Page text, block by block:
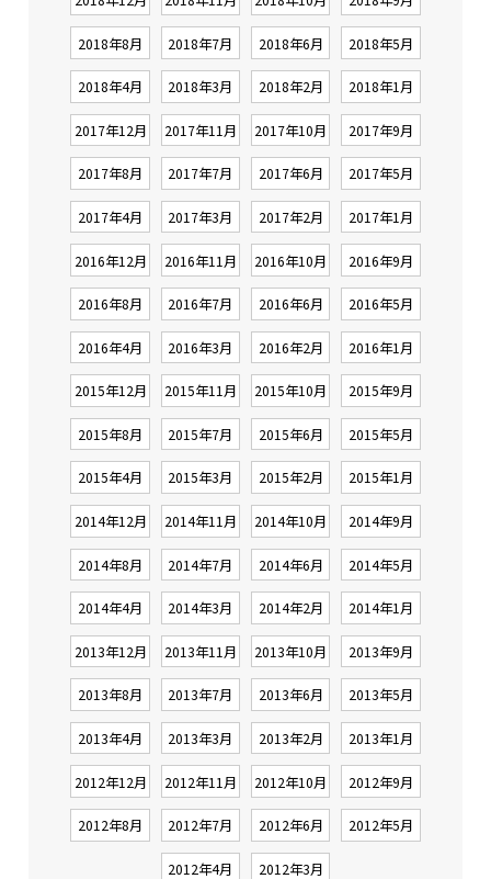
2018年8月 2018年7月 2018年6月 2018年5月
2018年4月 2018年3月 2018年2月 2018年1月
2017年12月 2017年11月 2017年10月 2017年9月
2017年8月 2017年7月 2017年6月 2017年5月
2017年4月 2017年3月 2017年2月 2017年1月
2016年12月 2016年11月 2016年10月 2016年9月
2016年8月 2016年7月 2016年6月 2016年5月
2016年4月 2016年3月 2016年2月 2016年1月
2015年12月 2015年11月 2015年10月 2015年9月
2015年8月 2015年7月 2015年6月 2015年5月
2015年4月 2015年3月 2015年2月 2015年1月
2014年12月 2014年11月 2014年10月 2014年9月
2014年8月 2014年7月 2014年6月 2014年5月
2014年4月 2014年3月 2014年2月 2014年1月
2013年12月 2013年11月 2013年10月 2013年9月
2013年8月 2013年7月 2013年6月 2013年5月
2013年4月 2013年3月 2013年2月 2013年1月
2012年12月 2012年11月 2012年10月 2012年9月
2012年8月 2012年7月 2012年6月 2012年5月
2012年4月 2012年3月